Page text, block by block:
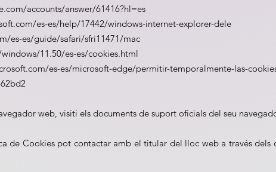
accounts/answer/61416?hl=es
es-es/help/17442/windows-internet-explorer-dele
es-es/guide/safari/sfri11471/mac
11.50/es-es/cookies.html
es-es/microsoft-edge/permitir-temporalmente-las-
web, visiti els documents de suport oficials del seu
de Cookies pot contactar amb el titular del lloc web a través dels